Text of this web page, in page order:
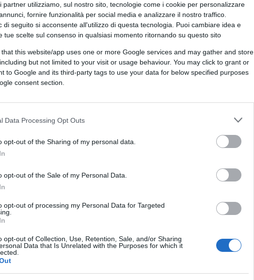
partner utilizziamo, sul nostro sito, tecnologie come i cookie per personalizzare
fornire funzionalità per social media e analizzare il nostro traffico.
di seguito si acconsente all'utilizzo di questa tecnologia. Puoi cambiare idea e
tue scelte sul consenso in qualsiasi momento ritornando su questo sito
that this website/app uses one or more Google services and may gather and store
but not limited to your visit or usage behaviour. You may click to grant or
to Google and its third-party tags to use your data for below specified purposes
consent section.
Data Processing Opt Outs
opt-out of the Sharing of my personal data.
opt-out of the Sale of my Personal Data.
opt-out of processing my Personal Data for Targeted
opt-out of Collection, Use, Retention, Sale, and/or Sharing
Data that Is Unrelated with the Purposes for which it
Hodlnaut blocca i prelievi
CLICCA QUI
(DeFi)
era considerata una delle piattaforme
mercato e oggiha annunciato il blocco
che detengono asset di criptovalute di
di tassi di interesse elevati, ha
cuiBitcoin (BTC),Ethereum (ETH),
,Tether (USDT)
. Puoi seguire,
delle criptovalute